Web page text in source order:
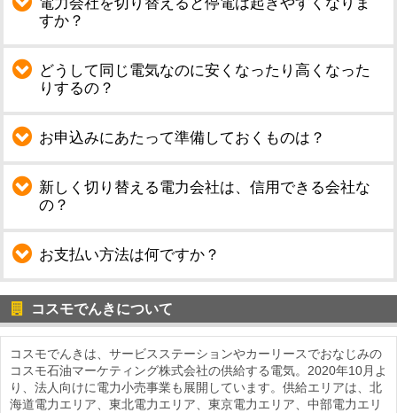
すか？
どうして同じ電気なのに安くなったり高くなった
りするの？
お申込みにあたって準備しておくものは？
新しく切り替える電力会社は、信用できる会社な
の？
お支払い方法は何ですか？
コスモでんきについて
コスモでんきは、サービスステーションやカーリースでおなじみの
コスモ石油マーケティング株式会社の供給する電気。2020年10月よ
り、法人向けに電力小売事業も展開しています。供給エリアは、北
海道電力エリア、東北電力エリア、東京電力エリア、中部電力エリ